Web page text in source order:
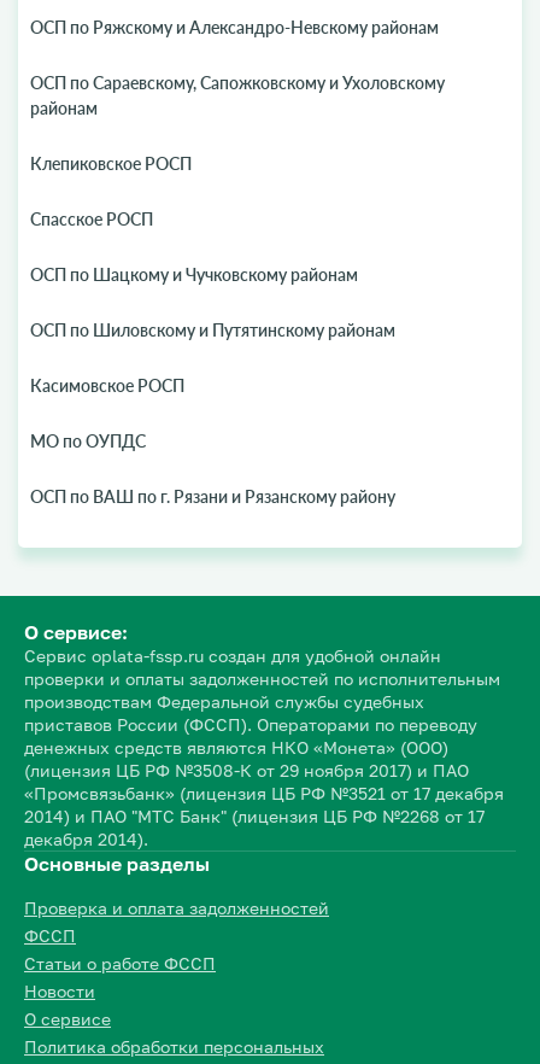
ОСП по Ряжскому и Александро-Невскому районам
ОСП по Сараевскому, Сапожковскому и Ухоловскому
районам
Клепиковское РОСП
Спасское РОСП
ОСП по Шацкому и Чучковскому районам
ОСП по Шиловскому и Путятинскому районам
Касимовское РОСП
МО по ОУПДС
ОСП по ВАШ по г. Рязани и Рязанскому району
О сервисе:
Сервис oplata-fssp.ru создан для удобной онлайн
проверки и оплаты задолженностей по исполнительным
производствам Федеральной службы судебных
приставов России (ФССП). Операторами по переводу
денежных средств являются НКО «Монета» (ООО)
(лицензия ЦБ РФ №3508-К от 29 ноября 2017) и ПАО
«Промсвязьбанк» (лицензия ЦБ РФ №3521 от 17 декабря
2014) и ПАО "МТС Банк" (лицензия ЦБ РФ №2268 от 17
декабря 2014).
Основные разделы
Проверка и оплата задолженностей
ФССП
Статьи о работе ФССП
Новости
О сервисе
Политика обработки персональных